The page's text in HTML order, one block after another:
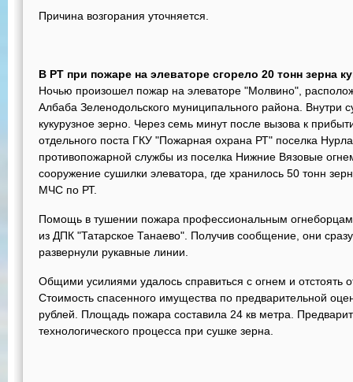
Причина возгорания уточняется.
В РТ при пожаре на элеваторе сгорело 20 тонн зерна
Ночью произошел пожар на элеваторе "Молвино",
Албаба Зеленодольского муниципального района. Внутри
кукурузное зерно. Через семь минут после вызова к
отдельного поста ГКУ "Пожарная охрана РТ" поселка
противопожарной службы из поселка Нижние Вязовые
сооружение сушилки элеватора, где хранилось 50 тонн
МЧС по РТ.
Помощь в тушении пожара профессиональным
из ДПК "Татарское Танаево". Получив сообщение, они
развернули рукавные линии.
Общими усилиями удалось справиться с огнем и отстоять
Стоимость спасенного имущества по предварительной
рублей. Площадь пожара составила 24 кв метра.
технологического процесса при сушке зерна.